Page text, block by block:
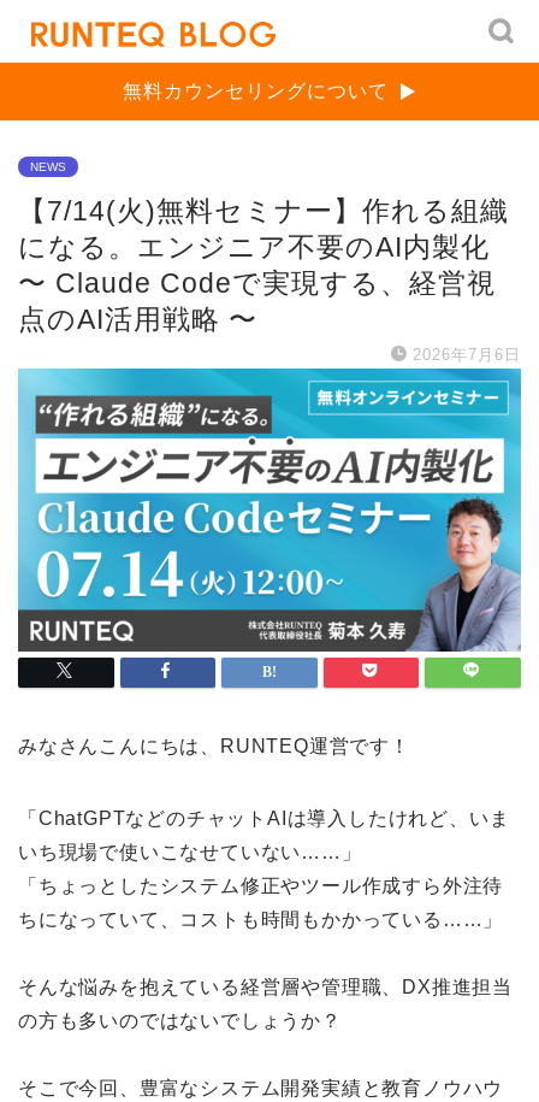
無料カウンセリングについて
NEWS
【7/14(火)無料セミナー】作れる組織
になる。エンジニア不要のAI内製化
〜 Claude Codeで実現する、経営視
点のAI活用戦略 〜
2026年7月6日
みなさんこんにちは、RUNTEQ運営です！
「ChatGPTなどのチャットAIは導入したけれど、いま
いち現場で使いこなせていない……」
「ちょっとしたシステム修正やツール作成すら外注待
ちになっていて、コストも時間もかかっている……」
そんな悩みを抱えている経営層や管理職、DX推進担当
の方も多いのではないでしょうか？
そこで今回、豊富なシステム開発実績と教育ノウハウ